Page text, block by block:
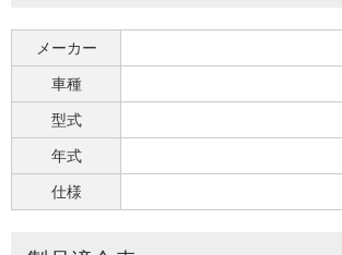
メーカー
車種
型式
年式
仕様